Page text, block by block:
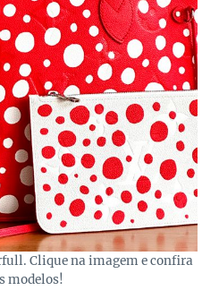
Clique na imagem e confira
modelos!